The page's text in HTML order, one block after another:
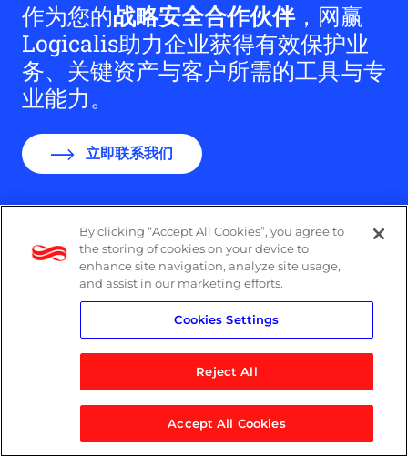
作为您的战略安全合作伙伴，网赢
Logicalis助力企业获得有效保护业
务、关键资产与客户所需的工具与专
业能力。
立即联系我们
© 2026 Logicalis Group
Logicalis集团办公室分布
隐私政策
WeChat
By clicking “Accept All Cookies”, you agree to
the storing of cookies on your device to
enhance site navigation, analyze site usage,
and assist in our marketing efforts.
Cookies Settings
Reject All
Accept All Cookies